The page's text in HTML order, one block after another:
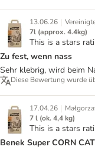
13.06.26 |
7l (approx. 4.4kg)
This is a stars
Zu fest, wenn nass
Sehr klebrig, wird beim
Diese Bewertung wurde
17.04.26 |
7 l (ok. 4,4 kg)
This is a stars
Benek Super CORN CAT